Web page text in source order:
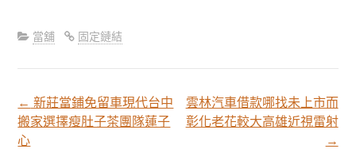
當舖 固定鏈結
文
← 新莊當鋪免留車現代台中
搬家選擇瘦肚子茶團隊蓮子
心
雲林汽車借款哪找未上市而
彰化老花較大高雄近視雷射
→